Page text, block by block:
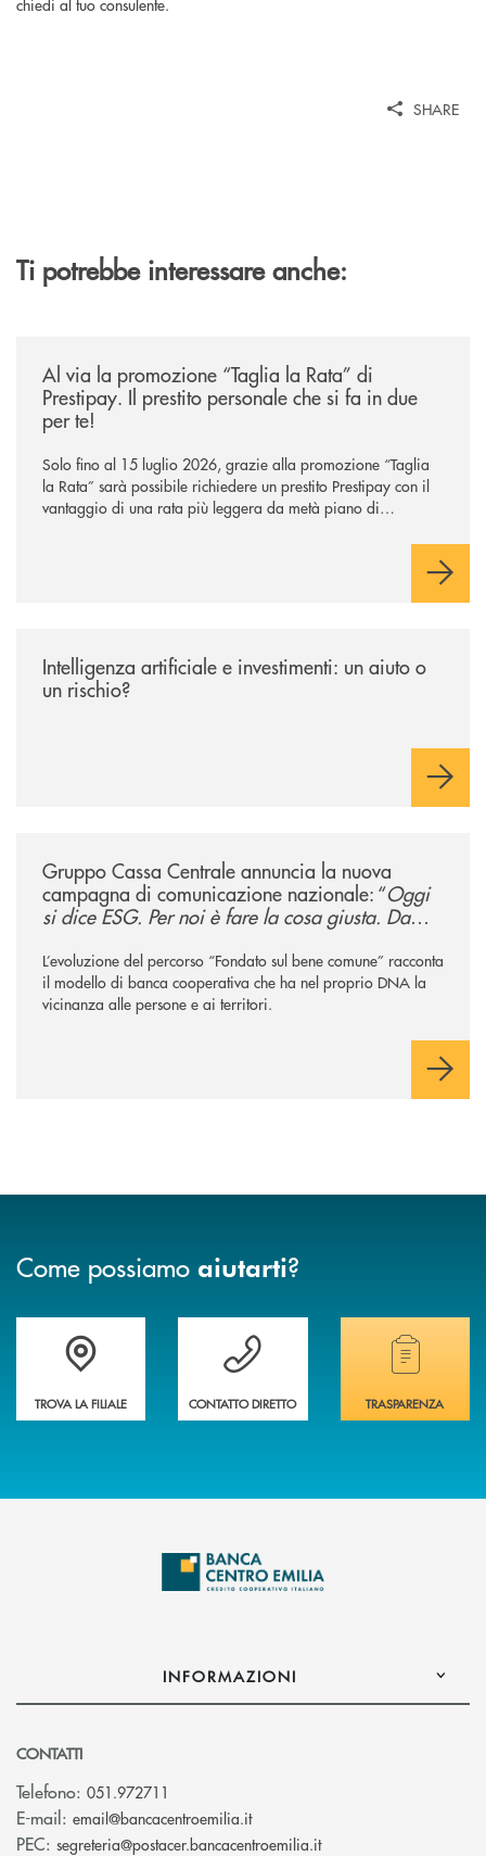
SHARE
Ti potrebbe interessare anche:
Al via la promozione “Taglia la Rata” di
Prestipay. Il prestito personale che si fa in due
per te!
Solo fino al 15 luglio 2026, grazie alla promozione “Taglia
la Rata” sarà possibile richiedere un prestito Prestipay con il
vantaggio di una rata più leggera da metà piano di
Intelligenza artificiale e investimenti: un aiuto o
un rischio?
Gruppo Cassa Centrale annuncia la nuova
campagna di comunicazione nazionale: “Oggi
si dice ESG. Per noi è fare la cosa giusta. Da
L’evoluzione del percorso “Fondato sul bene comune” racconta
il modello di banca cooperativa che ha nel proprio DNA la
vicinanza alle persone e ai territori.
Come possiamo aiutarti?
Accedi all' elenco completo delle filiali
TROVA LA FILIALE
Vuoi avere maggiori informazioni sulla
CONTATTO DIRETTO
Hai bisogno di
TRASPARENZA
INFORMAZIONI
CONTATTI
Telefono: 051.972711
E-mail: email@bancacentroemilia.it(si apre l’app di posta
PEC: segreteria@postacer.bancacentroemilia.it(si apre l’app di